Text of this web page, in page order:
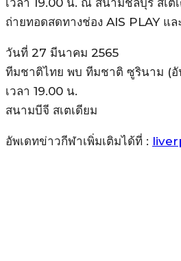
ถ่ายทอดสดทางช่อง AIS PLAY แล
วันที่ 27 มีนาคม 2565
ทีมชาติไทย พบ ทีมชาติ ซูรินาม (อั
เวลา 19.00 น.
สนามบีจี สเตเดียม
อัพเดทข่าวกีฬาเพิ่มเติมได้ที่ :